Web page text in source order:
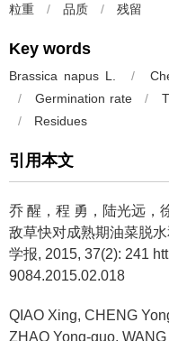
粒重
/ 品质 / 残留
Key words
Brassica napus L. /
/
Germination rate /
/
Residues
引用本文
乔 醒，程 勇，陆光远，
敌草快对成熟期油菜脱
学报, 2015, 37(2): 241
9084.2015.02.018
QIAO Xing, CHENG
ZHAO Yong-guo,